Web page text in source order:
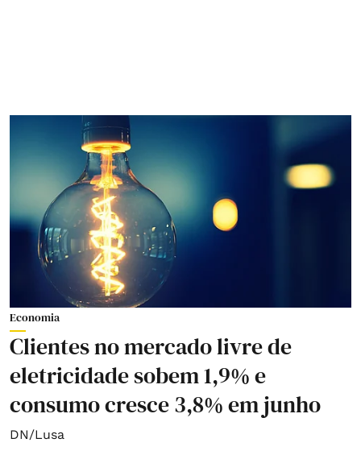
Economia
Clientes no mercado livre de
eletricidade sobem 1,9% e
consumo cresce 3,8% em junho
DN/Lusa